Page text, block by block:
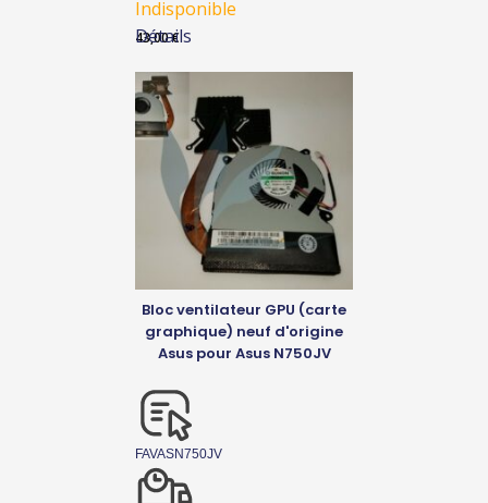
Détails
Indisponible
43,00€
Bloc ventilateur GPU (carte
graphique) neuf d'origine
Asus pour Asus N750JV
FAVASN750JV